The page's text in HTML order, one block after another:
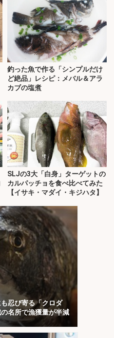
釣った魚で作る「シンプルだけ
ど絶品」レシピ：メバル＆アラ
カブの塩煮
SLJの3大「白身」ターゲットの
カルパッチョを食べ比べてみた
【イサキ・マダイ・キジハタ】
忍び寄る「クロダ
名所で漁獲量が半減